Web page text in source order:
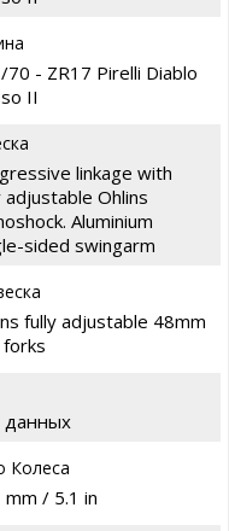
70 - ZR17 Pirelli Diablo
II
linkage with
adjustable Ohlins
Aluminium
sided swingarm
fully adjustable 48mm
данных
Колеса
mm / 5.1 in